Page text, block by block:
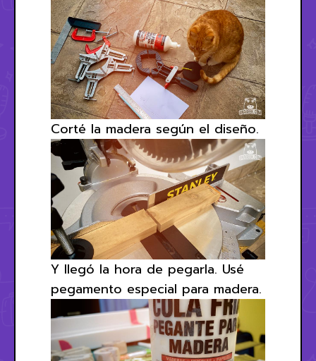
Corté la madera según el diseño.
Y llegó la hora de pegarla. Usé
pegamento especial para madera.